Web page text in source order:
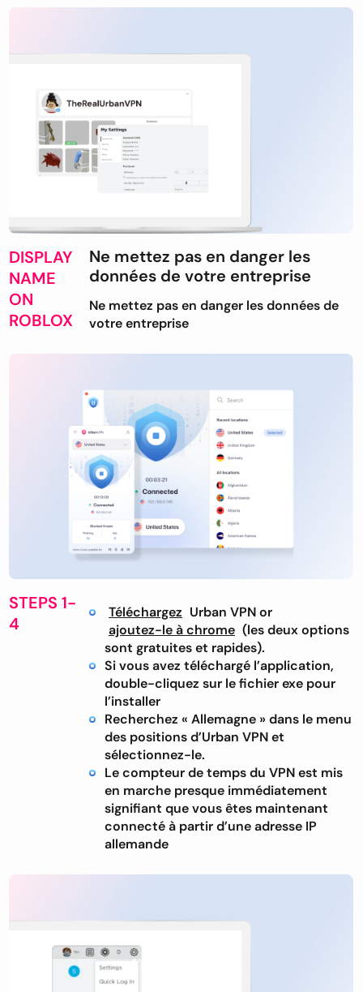
DISPLAY
NAME
ON
ROBLOX
Ne mettez pas en danger les
données de votre entreprise
Ne mettez pas en danger les données de
votre entreprise
STEPS 1-
4
Téléchargez Urban VPN or
ajoutez-le à chrome (les deux options
sont gratuites et rapides).
Si vous avez téléchargé l’application,
double-cliquez sur le fichier exe pour
l’installer
Recherchez « Allemagne » dans le menu
des positions d’Urban VPN et
sélectionnez-le.
Le compteur de temps du VPN est mis
en marche presque immédiatement
signifiant que vous êtes maintenant
connecté à partir d’une adresse IP
allemande